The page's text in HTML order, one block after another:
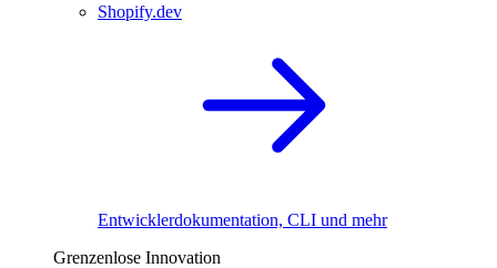
Shopify.dev
Entwicklerdokumentation, CLI und mehr
Grenzenlose Innovation